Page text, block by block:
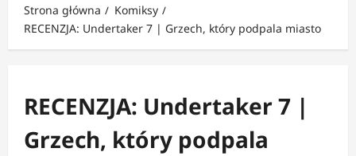
Strona główna
Komiksy
RECENZJA: Undertaker 7 | Grzech, który podpala miasto
RECENZJA: Undertaker 7 |
Grzech, który podpala